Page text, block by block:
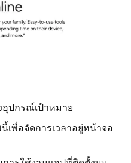
ปกรณ์เป้าหมาย
เพื่อจัดการเวลาอยู่หน้าจอ